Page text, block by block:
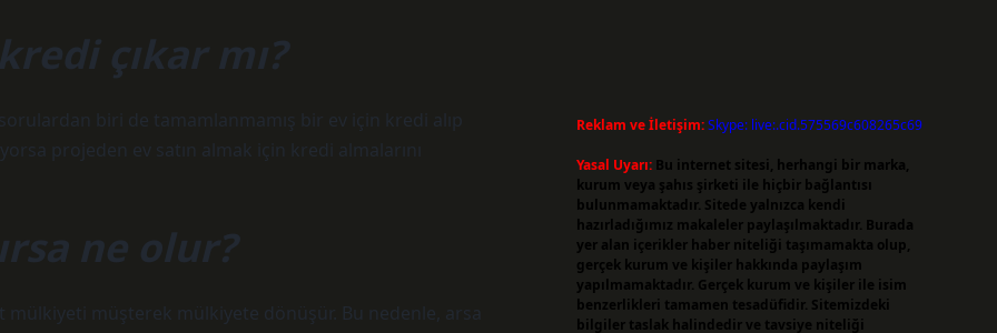
çıkar mı?
biri de tamamlanmamış bir ev için kredi alıp
projeden ev satın almak için kredi almalarını
ne olur?
mülkiyeti müşterek mülkiyete dönüşür. Bu nedenle, arsa
Reklam ve İletişim:Skype: live:.cid.575569c608265c69
Yasal Uyarı: Bu internet sitesi, herhangi bir marka,
kurum veya şahıs şirketi ile hiçbir bağlantısı
bulunmamaktadır. Sitede yalnızca kendi
hazırladığımız makaleler paylaşılmaktadır. Burada
yer alan içerikler haber niteliği taşımamakta olup,
gerçek kurum ve kişiler hakkında paylaşım
yapılmamaktadır. Gerçek kurum ve kişiler ile isim
benzerlikleri tamamen tesadüfidir. Sitemizdeki
bilgiler taslak halindedir ve tavsiye niteliği